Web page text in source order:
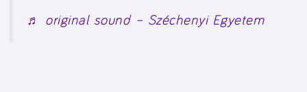
♬ original sound – Széchenyi Egyetem